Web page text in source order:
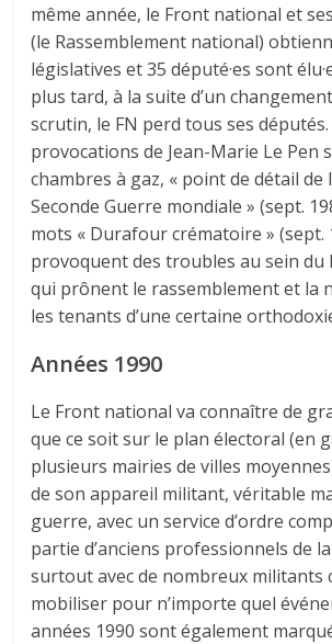
même année, le Front national et
(le Rassemblement national)
législatives et 35 député·es sont
plus tard, à la suite d’un
scrutin, le FN perd tous ses députés.
provocations de Jean-Marie Le Pen
chambres à gaz, « point de détail de
Seconde Guerre mondiale » (sept.
mots « Durafour crématoire » (sept.
provoquent des troubles au sein du
qui prônent le rassemblement et la
les tenants d’une certaine
Années 1990
Le Front national va connaître de
que ce soit sur le plan électoral (en
plusieurs mairies de villes
de son appareil militant, véritable
guerre, avec un service d’ordre
partie d’anciens professionnels de
surtout avec de nombreux militants
mobiliser pour n’importe quel
années 1990 sont également